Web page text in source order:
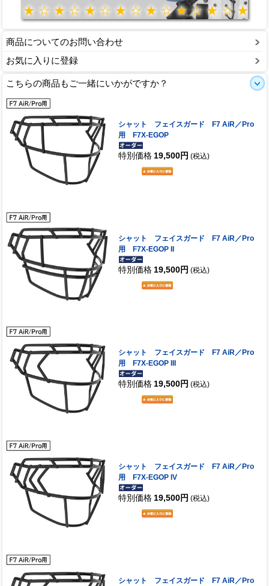
商品についてのお問い合わせ
お気に入りに登録
こちらの商品もご一緒にいかがですか？
シャット フェイスガード F7 AiR／Pro
用 F7X-EGOP
特別価格 19,500円 (税込)
シャット フェイスガード F7 AiR／Pro
用 F7X-EGOP II
特別価格 19,500円 (税込)
シャット フェイスガード F7 AiR／Pro
用 F7X-EGOP III
特別価格 19,500円 (税込)
シャット フェイスガード F7 AiR／Pro
用 F7X-EGOP IV
特別価格 19,500円 (税込)
シャット フェイスガード F7 AiR／Pro